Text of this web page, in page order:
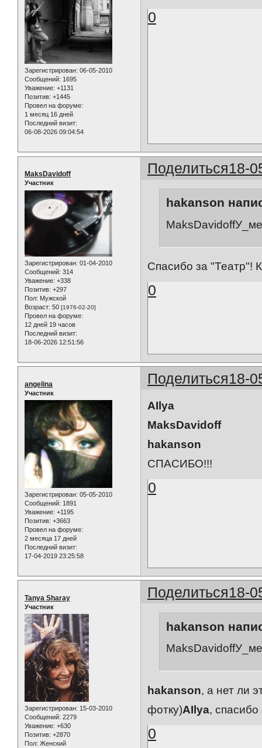
Зарегистрирован: 06-05-2010
Сообщений: 1695
Уважение: +1131
Позитив: +1445
Провел на форуме:
1 месяц 16 дней
Последний визит:
06-08-2026 09:04:54
0
Поделиться18-
MaksDavidoff
Участник
Зарегистрирован: 01-04-2010
Сообщений: 314
Уважение: +338
Позитив: +297
Пол: Мужской
Возраст: 50 [1976-02-20]
Провел на форуме:
12 дней 19 часов
Последний визит:
18-06-2026 12:51:56
hakanson
Спасибо за "Театр"!
0
Поделиться18-
angelina
Участник
Зарегистрирован: 05-05-2010
Сообщений: 1891
Уважение: +1195
Позитив: +3663
Провел на форуме:
2 месяца 17 дней
Последний визит:
17-04-2019 23:25:58
AIlya
MaksDavidoff
hakanson
СПАСИБО!!!
0
Поделиться18-
Tanya Sharay
Участник
Зарегистрирован: 15-03-2010
Сообщений: 2279
Уважение: +630
Позитив: +2870
Пол: Женский
hakanson
hakanson, а нет ли
фотку)AIlya, спасибо
0